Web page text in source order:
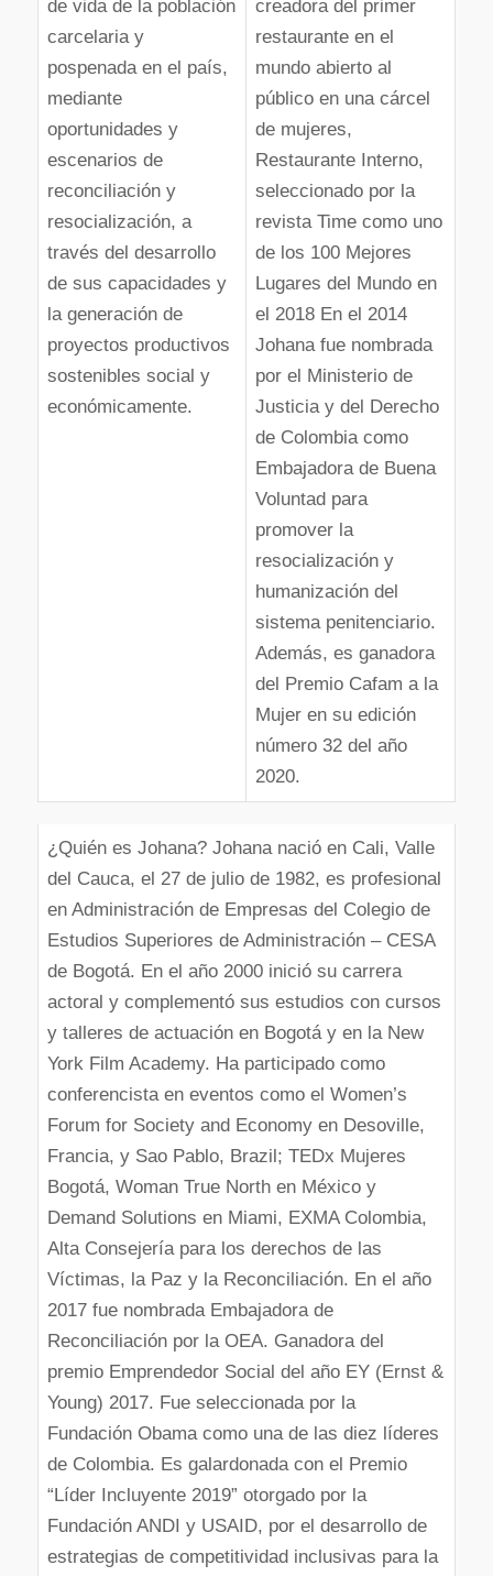
de vida de la población
carcelaria y
pospenada en el país,
mediante
oportunidades y
escenarios de
reconciliación y
resocialización, a
través del desarrollo
de sus capacidades y
la generación de
proyectos productivos
sostenibles social y
económicamente.
creadora del primer
restaurante en el
mundo abierto al
público en una cárcel
de mujeres,
Restaurante Interno,
seleccionado por la
revista Time como uno
de los 100 Mejores
Lugares del Mundo en
el 2018 En el 2014
Johana fue nombrada
por el Ministerio de
Justicia y del Derecho
de Colombia como
Embajadora de Buena
Voluntad para
promover la
resocialización y
humanización del
sistema penitenciario.
Además, es ganadora
del Premio Cafam a la
Mujer en su edición
número 32 del año
2020.
¿Quién es Johana? Johana nació en Cali, Valle
del Cauca, el 27 de julio de 1982, es profesional
en Administración de Empresas del Colegio de
Estudios Superiores de Administración – CESA
de Bogotá. En el año 2000 inició su carrera
actoral y complementó sus estudios con cursos
y talleres de actuación en Bogotá y en la New
York Film Academy. Ha participado como
conferencista en eventos como el Women’s
Forum for Society and Economy en Desoville,
Francia, y Sao Pablo, Brazil; TEDx Mujeres
Bogotá, Woman True North en México y
Demand Solutions en Miami, EXMA Colombia,
Alta Consejería para los derechos de las
Víctimas, la Paz y la Reconciliación. En el año
2017 fue nombrada Embajadora de
Reconciliación por la OEA. Ganadora del
premio Emprendedor Social del año EY (Ernst &
Young) 2017. Fue seleccionada por la
Fundación Obama como una de las diez líderes
de Colombia. Es galardonada con el Premio
“Líder Incluyente 2019” otorgado por la
Fundación ANDI y USAID, por el desarrollo de
estrategias de competitividad inclusivas para la